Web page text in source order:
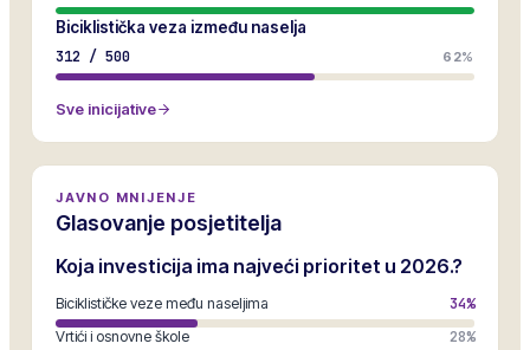
Biciklistička veza između naselja
312 / 500 62%
Sve inicijative
JAVNO MNIJENJE
Glasovanje posjetitelja
Koja investicija ima najveći prioritet u 2026.?
Biciklističke veze među naseljima 34%
Vrtići i osnovne škole 28%